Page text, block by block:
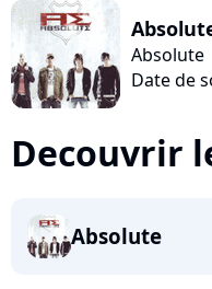
Absolute
Date de
Decouvrir
Absolute